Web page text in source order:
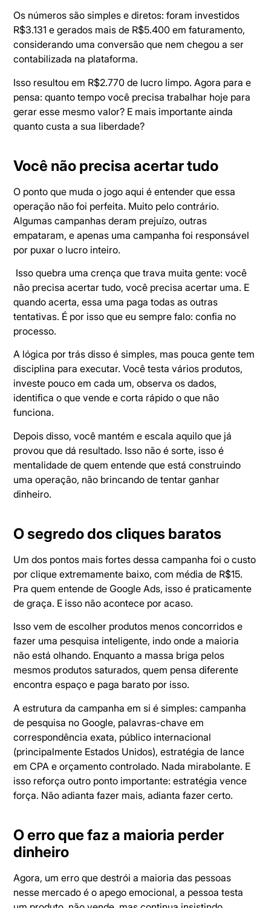
Os números são simples e diretos: foram investidos
R$3.131 e gerados mais de R$5.400 em faturamento,
considerando uma conversão que nem chegou a ser
contabilizada na plataforma.
Isso resultou em R$2.770 de lucro limpo. Agora para e
pensa: quanto tempo você precisa trabalhar hoje para
gerar esse mesmo valor? E mais importante ainda
quanto custa a sua liberdade?
Você não precisa acertar tudo
O ponto que muda o jogo aqui é entender que essa
operação não foi perfeita. Muito pelo contrário.
Algumas campanhas deram prejuízo, outras
empataram, e apenas uma campanha foi responsável
por puxar o lucro inteiro.
Isso quebra uma crença que trava muita gente: você
não precisa acertar tudo, você precisa acertar uma. E
quando acerta, essa uma paga todas as outras
tentativas. É por isso que eu sempre falo: confia no
processo.
A lógica por trás disso é simples, mas pouca gente tem
disciplina para executar. Você testa vários produtos,
investe pouco em cada um, observa os dados,
identifica o que vende e corta rápido o que não
funciona.
Depois disso, você mantém e escala aquilo que já
provou que dá resultado. Isso não é sorte, isso é
mentalidade de quem entende que está construindo
uma operação, não brincando de tentar ganhar
dinheiro.
O segredo dos cliques baratos
Um dos pontos mais fortes dessa campanha foi o custo
por clique extremamente baixo, com média de R$15.
Pra quem entende de Google Ads, isso é praticamente
de graça. E isso não acontece por acaso.
Isso vem de escolher produtos menos concorridos e
fazer uma pesquisa inteligente, indo onde a maioria
não está olhando. Enquanto a massa briga pelos
mesmos produtos saturados, quem pensa diferente
encontra espaço e paga barato por isso.
A estrutura da campanha em si é simples: campanha
de pesquisa no Google, palavras-chave em
correspondência exata, público internacional
(principalmente Estados Unidos), estratégia de lance
em CPA e orçamento controlado. Nada mirabolante. E
isso reforça outro ponto importante: estratégia vence
força. Não adianta fazer mais, adianta fazer certo.
O erro que faz a maioria perder
dinheiro
Agora, um erro que destrói a maioria das pessoas
nesse mercado é o apego emocional, a pessoa testa